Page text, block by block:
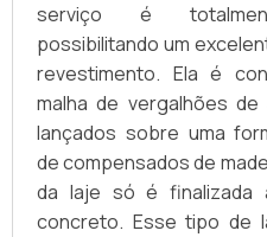
serviço é
possibilitando um
revestimento. Ela é
malha de vergalhões
lançados sobre uma
de compensados de
da laje só é finalizada
concreto. Esse tipo de